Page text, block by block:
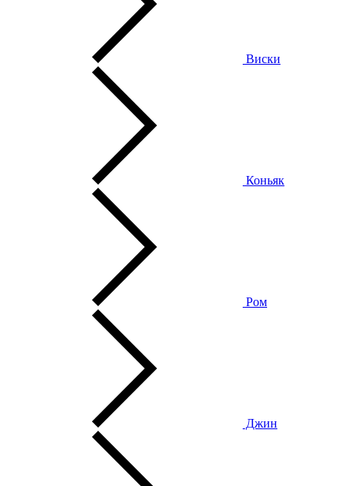
Виски
Коньяк
Ром
Джин